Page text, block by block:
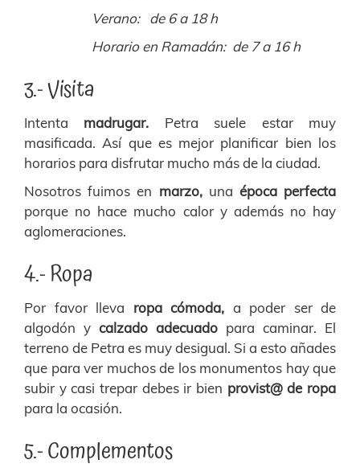
Verano: de 6 a 18 h
Horario en Ramadán: de 7 a 16 h
3.- Visita
Intenta madrugar. Petra suele estar muy
masificada. Así que es mejor planificar bien los
horarios para disfrutar mucho más de la ciudad.
Nosotros fuimos en marzo,una época perfecta
porque no hace mucho calor y además no hay
aglomeraciones.
4.- Ropa
Por favor lleva ropa cómoda, a poder ser de
algodón y calzado adecuado para caminar. El
terreno de Petra es muy desigual. Si a esto añades
que para ver muchos de los monumentos hay que
subir y casi trepar debes ir bien provist@ de ropa
para la ocasión.
5.- Complementos